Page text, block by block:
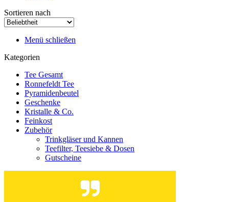
Sortieren nach
Menü schließen
Kategorien
Tee Gesamt
Ronnefeldt Tee
Pyramidenbeutel
Geschenke
Kristalle & Co.
Feinkost
Zubehör
Trinkgläser und Kannen
Teefilter, Teesiebe & Dosen
Gutscheine